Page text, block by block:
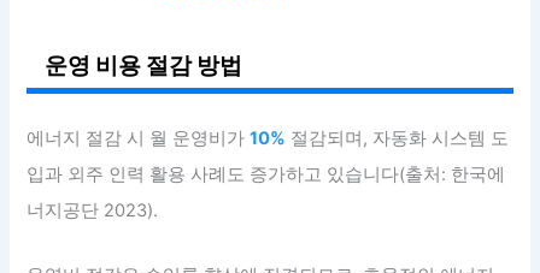
운영 비용 절감 방법
에너지 절감 시 월 운영비가10% 절감되며, 자동화 시스템 도
입과 외주 인력 활용 사례도 증가하고 있습니다(출처: 한국에
너지공단 2023).